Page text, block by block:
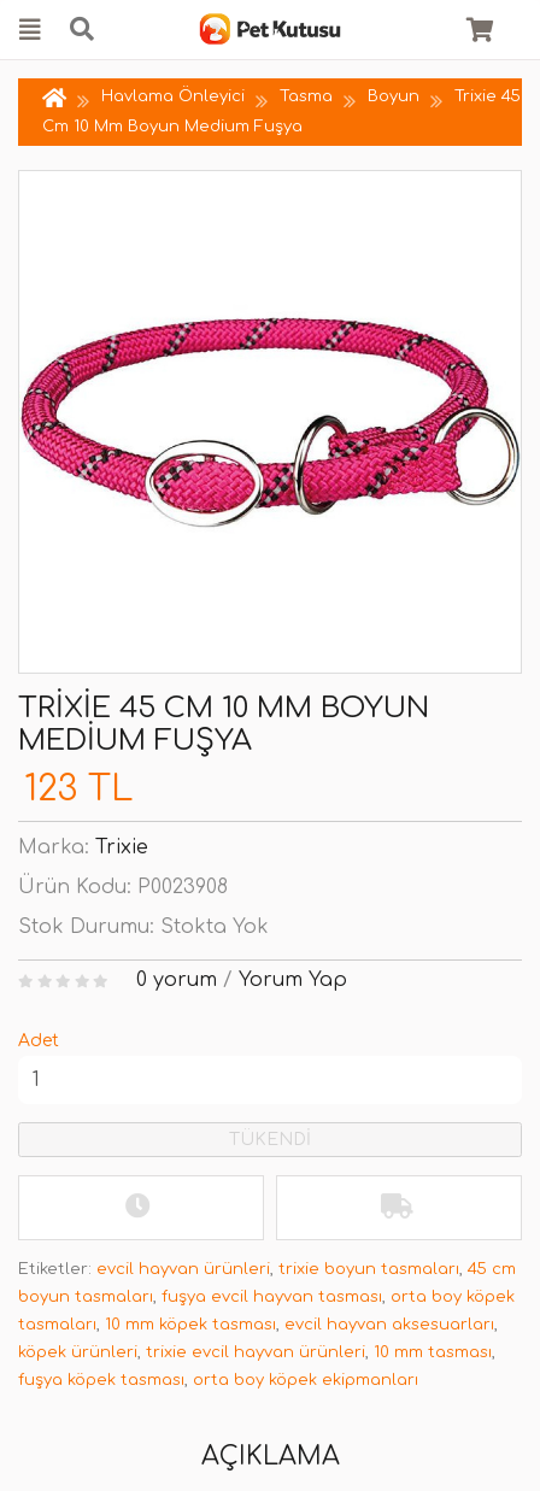
Havlama Önleyici Tasma Boyun
Trixie 45
Cm 10 Mm Boyun Medium Fuşya
TRIXIE 45 CM 10 MM BOYUN
MEDIUM FUŞYA
123 TL
Marka: Trixie
Ürün Kodu: P0023908
Stok Durumu: Stokta Yok
0 yorum / Yorum Yap
Adet
TÜKENDİ
Etiketler: evcil hayvan ürünleri, trixie boyun tasmaları, 45 cm
boyun tasmaları, fuşya evcil hayvan tasması, orta boy köpek
tasmaları, 10 mm köpek tasması, evcil hayvan aksesuarları,
köpek ürünleri, trixie evcil hayvan ürünleri, 10 mm tasması,
fuşya köpek tasması, orta boy köpek ekipmanları
AÇIKLAMA